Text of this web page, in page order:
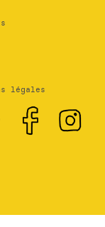
légales